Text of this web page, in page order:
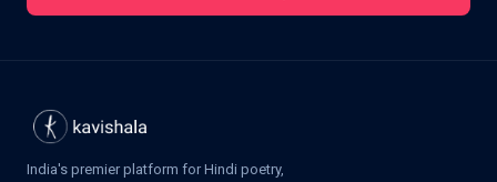
India's premier platform for Hindi poetry,